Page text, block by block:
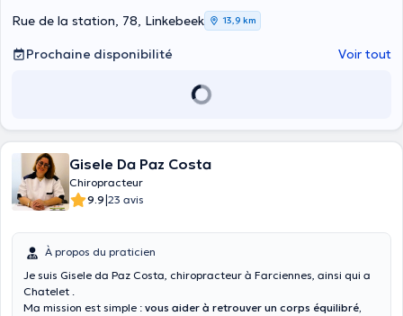
Rue de la station, 78, Linkebeek 13,9 km
Prochaine disponibilité Voir tout
Gisele Da Paz Costa
Chiropracteur
9.9|23 avis
À propos du praticien
Je suis Gisele da Paz Costa, chiropracteur à Farciennes, ainsi qui a
Chatelet .
Ma mission est simple : vous aider à retrouver un corps équilibré,